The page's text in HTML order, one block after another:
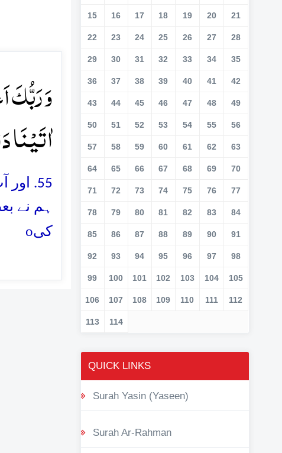
وَ رَبُّکَ
اٰتَیۡنَا
55.
ہم نے
کیo
15 16 17 18 19 20 21
22 23 24 25 26 27 28
29 30 31 32 33 34 35
36 37 38 39 40 41 42
43 44 45 46 47 48 49
50 51 52 53 54 55 56
57 58 59 60 61 62 63
64 65 66 67 68 69 70
71 72 73 74 75 76 77
78 79 80 81 82 83 84
85 86 87 88 89 90 91
92 93 94 95 96 97 98
99 100 101 102 103 104 105
106 107 108 109 110 111 112
113 114
QUICK LINKS
Surah Yasin (Yaseen)
Surah Ar-Rahman